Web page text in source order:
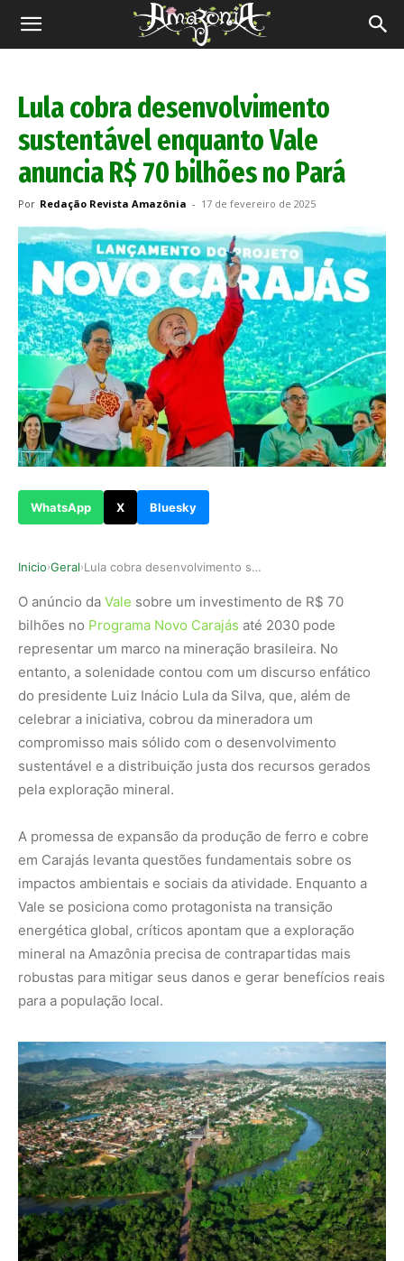
Revista
Lula cobra desenvolvimento
sustentável enquanto Vale
anuncia R$ 70 bilhões no Pará
Por Redação Revista Amazônia - 17 de fevereiro de 2025
WhatsApp X Bluesky
Inicio›Geral› Lula cobra desenvolvimento sustentável enquanto…
O anúncio da Vale sobre um investimento de R$ 70
bilhões no Programa Novo Carajás até 2030 pode
representar um marco na mineração brasileira. No
entanto, a solenidade contou com um discurso enfático
do presidente Luiz Inácio Lula da Silva, que, além de
celebrar a iniciativa, cobrou da mineradora um
compromisso mais sólido com o desenvolvimento
sustentável e a distribuição justa dos recursos gerados
pela exploração mineral.
A promessa de expansão da produção de ferro e cobre
em Carajás levanta questões fundamentais sobre os
impactos ambientais e sociais da atividade. Enquanto a
Vale se posiciona como protagonista na transição
energética global, críticos apontam que a exploração
mineral na Amazônia precisa de contrapartidas mais
robustas para mitigar seus danos e gerar benefícios reais
para a população local.